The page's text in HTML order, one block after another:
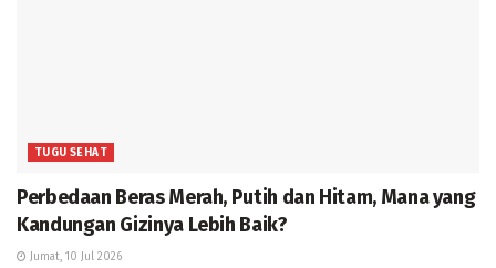
TUGU SEHAT
Perbedaan Beras Merah, Putih dan Hitam, Mana yang
Kandungan Gizinya Lebih Baik?
Jumat, 10 Jul 2026